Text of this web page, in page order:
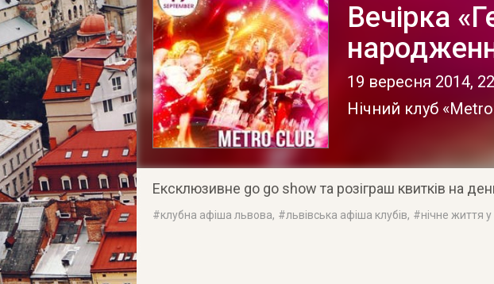
Вечірка
19 вересня 2014,
Нічний клуб
Ексклюзивне go go show та розіграш квитків на
#клубна афіша львова, #львівська афіша клубів, #нічне життя у